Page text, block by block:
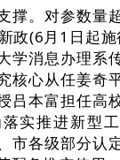
。对参数量
政(6月1日起
学消息办理系
核心从任姜奇
吕本富担任高
实推进新型
市各级部分认